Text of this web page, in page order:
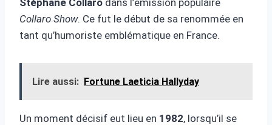
Collaro Show. Ce fut le début de sa renommée en
tant qu’humoriste emblématique en France.
Lire aussi: Fortune Laeticia Hallyday
Un moment décisif eut lieu en 1982, lorsqu’il se